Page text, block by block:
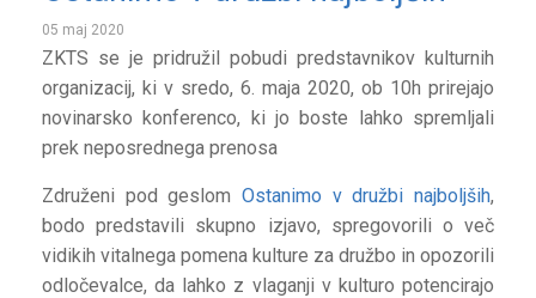
05 maj 2020
ZKTS se je pridružil pobudi predstavnikov kulturnih
organizacij, ki v sredo, 6. maja 2020, ob 10h prirejajo
novinarsko konferenco, ki jo boste lahko spremljali
prek neposrednega prenosa
Združeni pod geslom Ostanimo v družbi najboljših,
bodo predstavili skupno izjavo, spregovorili o več
vidikih vitalnega pomena kulture za družbo in opozorili
odločevalce, da lahko z vlaganji v kulturo potencirajo